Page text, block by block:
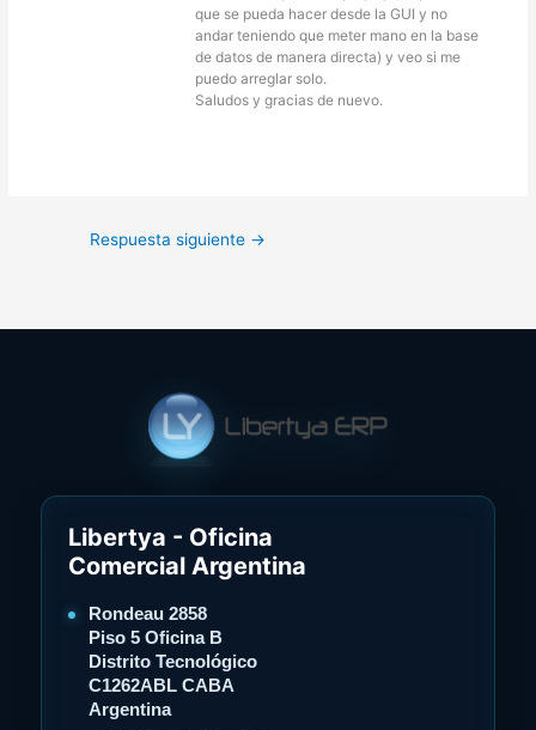
que se pueda hacer desde la GUI y no
andar teniendo que meter mano en la base
de datos de manera directa) y veo si me
puedo arreglar solo.
Saludos y gracias de nuevo.
Respuesta siguiente →
Libertya - Oficina
Comercial Argentina
Rondeau 2858
Piso 5 Oficina B
Distrito Tecnológico
C1262ABL CABA
Argentina